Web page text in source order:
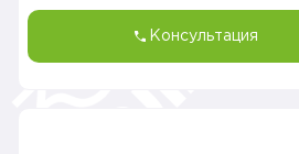
Консультация